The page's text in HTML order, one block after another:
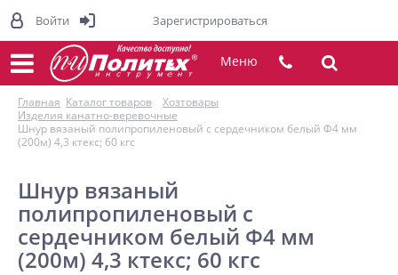
Меню
Главная Каталог товаров
Хозтовары
Изделия канатно-веревочные
Шнур вязаный полипропиленовый с сердечником белый Ф4 мм
(200м) 4,3 ктекс; 60 кгс
Шнур вязаный
полипропиленовый с
сердечником белый Ф4 мм
(200м) 4,3 ктекс; 60 кгс
Войти Зарегистрироваться